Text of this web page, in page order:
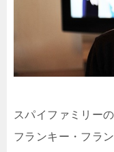
スパイファミリー
フランキー・フラ